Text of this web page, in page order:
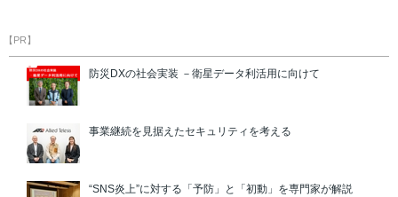
【PR】
防災DXの社会実装 －衛星データ利活用に向けて
事業継続を見据えたセキュリティを考える
“SNS炎上”に対する「予防」と「初動」を専門家が解説